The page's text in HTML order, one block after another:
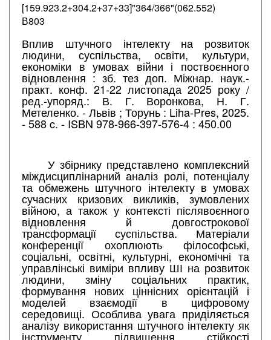
[159.923.2+304.2+37+33]"364/366"(062.552)
В803
Вплив штучного інтелекту на розвиток
людини, суспільства, освіти, культури,
економіки в умовах війни і поствоєнного
відновлення : зб. тез доп. Міжнар. наук.-
практ. конф. 21-22 листопада 2025 року /
ред.-упоряд.: В. Г. Воронкова, Н. Г.
Метеленко. - Львів ; Торунь : Liha-Pres, 2025.
- 588 c. - ISBN 978-966-397-576-4 : 450.00
У збірнику представлено комплексний
міждисциплінарний аналіз ролі, потенціалу
та обмежень штучного інтелекту в умовах
сучасних кризових викликів, зумовлених
війною, а також у контексті післявоєнного
відновлення й довгострокової
трансформації суспільства. Матеріали
конференції охоплюють філософські,
соціальні, освітні, культурні, економічні та
управлінські виміри впливу ШІ на розвиток
людини, зміну соціальних практик,
формування нових ціннісних орієнтацій і
моделей взаємодії в цифровому
середовищі. Особлива увага приділяється
аналізу використання штучного інтелекту як
інструменту підвищення стійкості